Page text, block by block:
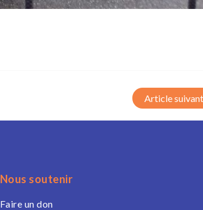
Nous soutenir
Faire un don